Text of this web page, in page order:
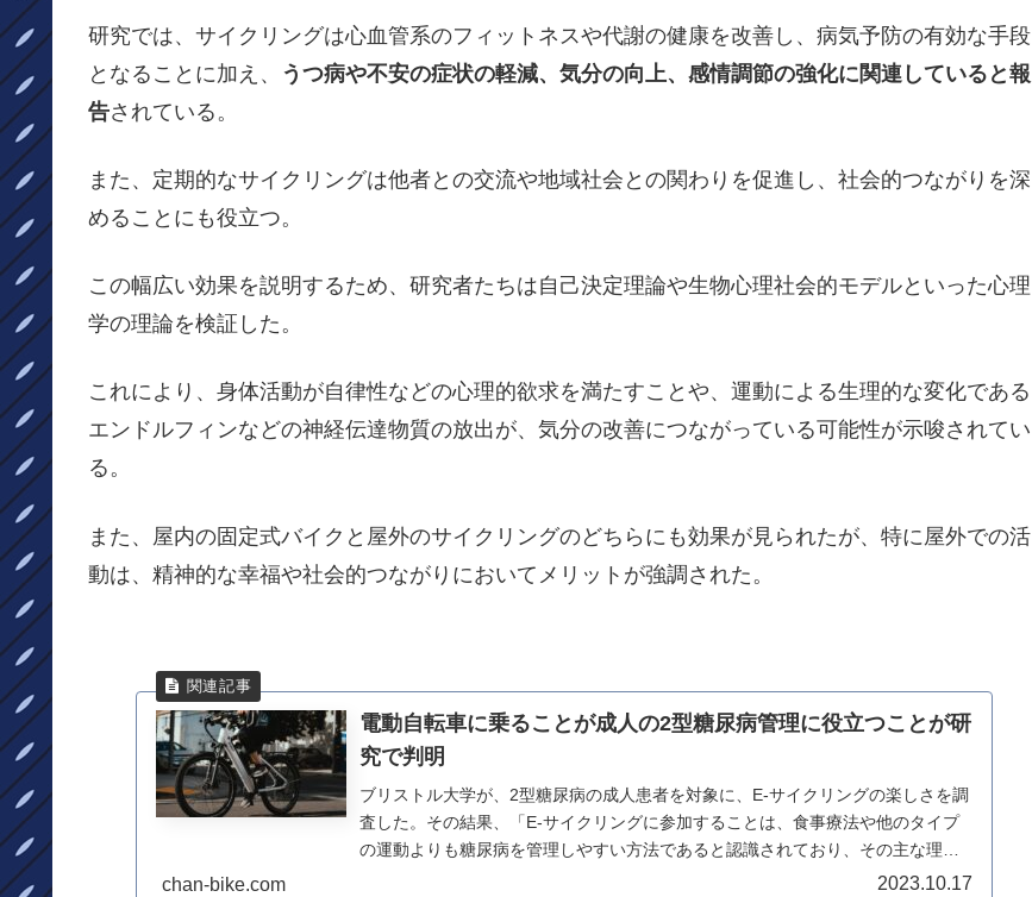
研究では、サイクリングは心血管系のフィットネスや代謝の健康を改善し、病気予防の有効な手段
となることに加え、
うつ病や不安の症状の軽減、気分の向上、感情調節の強化に関連していると報
告されている。
また、定期的なサイクリングは他者との交流や地域社会との関わりを促進し、社会的つながりを深
めることにも役立つ。
この幅広い効果を説明するため、研究者たちは自己決定理論や生物心理社会的モデルといった心理
学の理論を検証した。
これにより、身体活動が自律性などの心理的欲求を満たすことや、運動による生理的な変化である
エンドルフィンなどの神経伝達物質の放出が、気分の改善につながっている可能性が示唆されてい
る。
また、屋内の固定式バイクと屋外のサイクリングのどちらにも効果が見られたが、特に屋外での活
動は、精神的な幸福や社会的つながりにおいてメリットが強調された。
電動自転車に乗ることが成人の2型糖尿病管理に役立つことが研
究で判明
ブリストル大学が、2型糖尿病の成人患者を対象に、E-サイクリングの楽しさを調
査した。その結果、「E-サイクリングに参加することは、食事療法や他のタイプ
の運動よりも糖尿病を管理しやすい方法であると認識されており、その主な理由
chan-bike.com 2023.10.17